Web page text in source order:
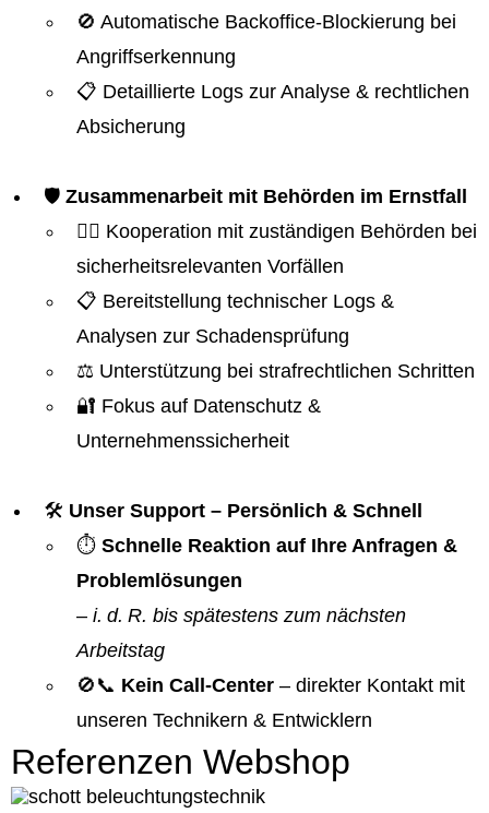
🚫 Automatische Backoffice-Blockierung bei
Angriffserkennung
📋 Detaillierte Logs zur Analyse & rechtlichen
Absicherung
🛡️ Zusammenarbeit mit Behörden im Ernstfall
👮‍♂️ Kooperation mit zuständigen Behörden bei
sicherheitsrelevanten Vorfällen
📋 Bereitstellung technischer Logs &
Analysen zur Schadensprüfung
⚖️ Unterstützung bei strafrechtlichen Schritten
🔐 Fokus auf Datenschutz &
Unternehmenssicherheit
🛠️ Unser Support – Persönlich & Schnell
⏱️ Schnelle Reaktion auf Ihre Anfragen &
Problemlösungen
– i. d. R. bis spätestens zum nächsten
Arbeitstag
🚫📞 Kein Call-Center – direkter Kontakt mit
unseren Technikern & Entwicklern
Referenzen Webshop